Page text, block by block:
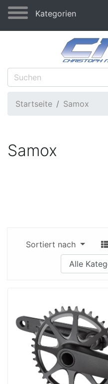
Kategorien
Startseite Samox
Samox
Sortiert nach